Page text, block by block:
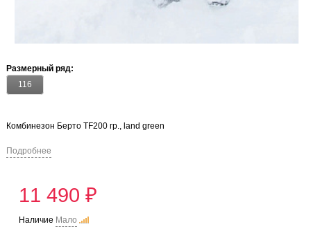
Размерный ряд:
116
Комбинезон Берто TF200 гр., land green
Подробнее
11 490 ₽
Наличие Мало